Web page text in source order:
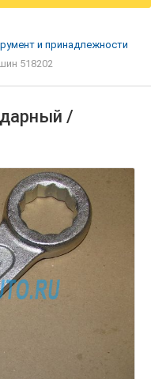
и принадлежности
518202
/